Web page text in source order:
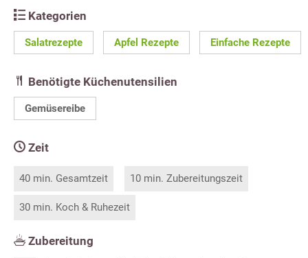
Kategorien
Salatrezepte Apfel Rezepte Einfache Rezepte
Benötigte Küchenutensilien
Gemüsereibe
Zeit
40 min. Gesamtzeit 10 min. Zubereitungszeit
30 min. Koch & Ruhezeit
Zubereitung